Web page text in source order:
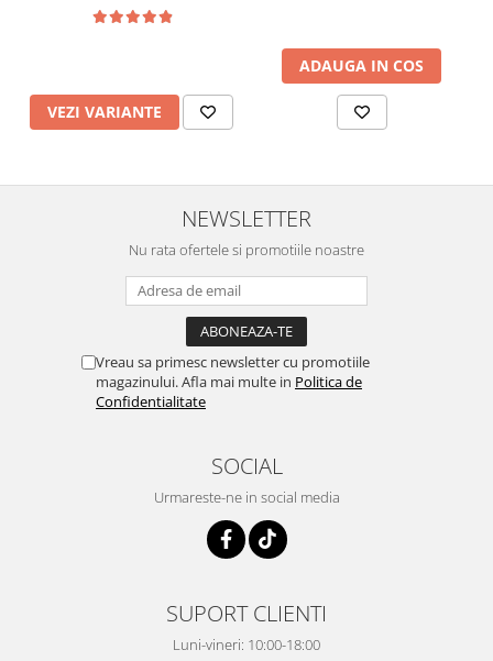
VEZI VARIANTE
ADAUGA IN COS
NEWSLETTER
Nu rata ofertele si promotiile noastre
Vreau sa primesc newsletter cu promotiile
magazinului. Afla mai multe in Politica de
Confidentialitate
SOCIAL
Urmareste-ne in social media
SUPORT CLIENTI
Luni-vineri: 10:00-18:00